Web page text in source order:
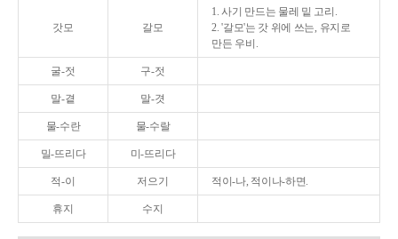
갓모 갈모
1. 사기 만드는 물레 밑 고리.
2. '갈모'는 갓 위에 쓰는, 유지로
만든 우비.
굴-젓 구-젓
말-곁 말-겻
물-수란 물-수랄
밀-뜨리다 미-뜨리다
적-이 저으기 적이-나, 적이나-하면.
휴지 수지